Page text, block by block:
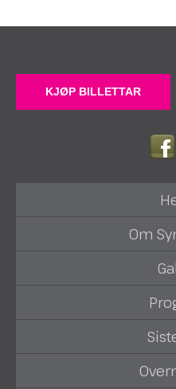
KJØP BILLETTAR
Om